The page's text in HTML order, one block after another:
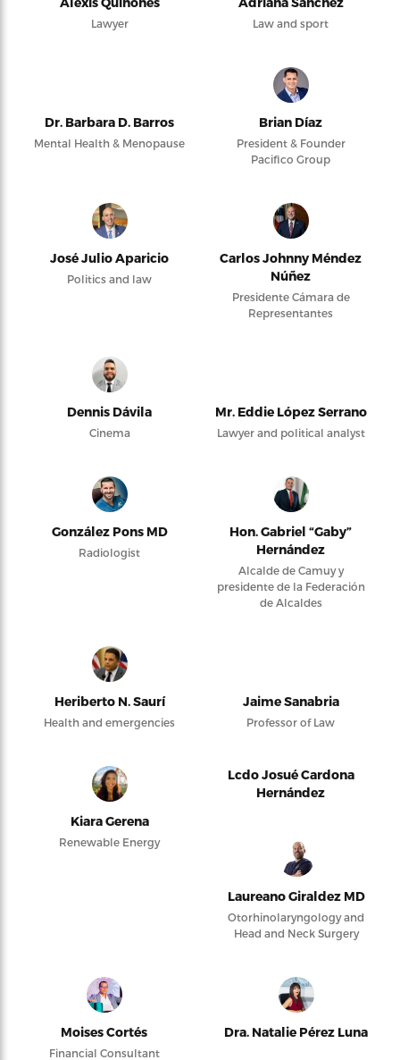
Lawyer Law and sport
Dr. Barbara D. Barros
Mental Health & Menopause
Brian Díaz
President & Founder
Pacifico Group
José Julio Aparicio
Politics and law
Carlos Johnny Méndez
Núñez
Presidente Cámara de
Representantes
Dennis Dávila
Cinema
Mr. Eddie López Serrano
Lawyer and political analyst
González Pons MD
Radiologist
Hon. Gabriel “Gaby”
Hernández
Alcalde de Camuy y
presidente de la Federación
de Alcaldes
Heriberto N. Saurí
Health and emergencies
Jaime Sanabria
Professor of Law
Kiara Gerena
Renewable Energy
Lcdo Josué Cardona
Hernández
Laureano Giraldez MD
Otorhinolaryngology and
Head and Neck Surgery
Moises Cortés
Financial Consultant
Dra. Natalie Pérez Luna